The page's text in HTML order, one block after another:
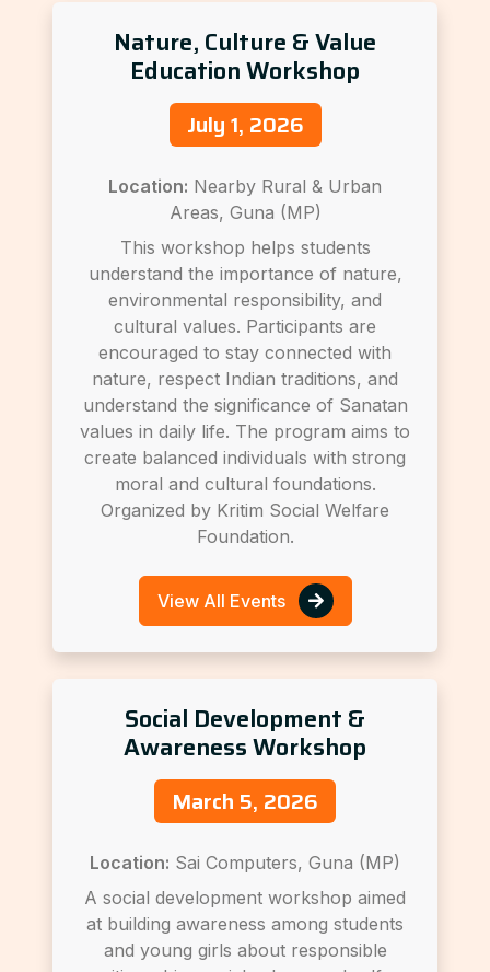
Nature, Culture & Value
Education Workshop
July 1, 2026
Location: Nearby Rural & Urban
Areas, Guna (MP)
This workshop helps students
understand the importance of nature,
environmental responsibility, and
cultural values. Participants are
encouraged to stay connected with
nature, respect Indian traditions, and
understand the significance of Sanatan
values in daily life. The program aims to
create balanced individuals with strong
moral and cultural foundations.
Organized by Kritim Social Welfare
Foundation.
View All Events
Social Development &
Awareness Workshop
March 5, 2026
Location: Sai Computers, Guna (MP)
A social development workshop aimed
at building awareness among students
and young girls about responsible